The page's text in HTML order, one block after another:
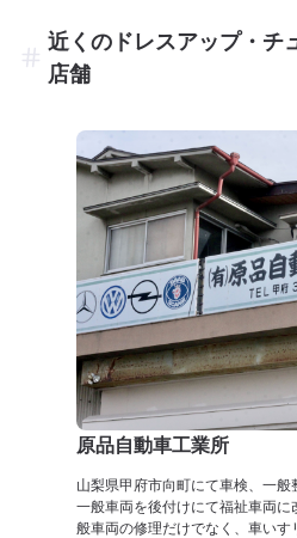
近くのドレスアップ・チ
店舗
原品自動車工業所
山梨県甲府市向町にて車検、一般
一般車両を後付けにて福祉車両に
般車両の修理だけでなく、車いす